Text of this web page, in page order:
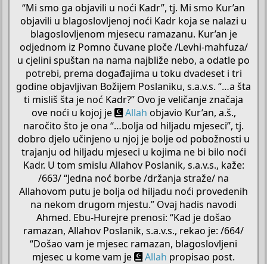
“Mi smo ga objavili u noći Kadr”, tj. Mi smo Kur’an
objavili u blagoslovljenoj noći Kadr koja se nalazi u
blagoslovljenom mjesecu ramazanu. Kur’an je
odjednom iz Pomno čuvane ploče /Levhi-mahfuza/
u cjelini spuštan na nama najbliže nebo, a odatle po
potrebi, prema događajima u toku dvadeset i tri
godine objavljivan Božijem Poslaniku, s.a.v.s. “…a šta
ti misliš šta je noć Kadr?” Ovo je veličanje značaja
ove noći u kojoj je
Allah objavio Kur’an, a.š.,
naročito što je ona “…bolja od hiljadu mjeseci”, tj.
dobro djelo učinjeno u njoj je bolje od pobožnosti u
trajanju od hiljadu mjeseci u kojima ne bi bilo noći
Kadr. U tom smislu Allahov Poslanik, s.a.v.s., kaže:
/663/ “Jedna noć borbe /držanja straže/ na
Allahovom putu je bolja od hiljadu noći provedenih
na nekom drugom mjestu.” Ovaj hadis navodi
Ahmed. Ebu-Hurejre prenosi: “Kad je došao
ramazan, Allahov Poslanik, s.a.v.s., rekao je: /664/
“Došao vam je mjesec ramazan, blagoslovljeni
mjesec u kome vam je
Allah propisao post.